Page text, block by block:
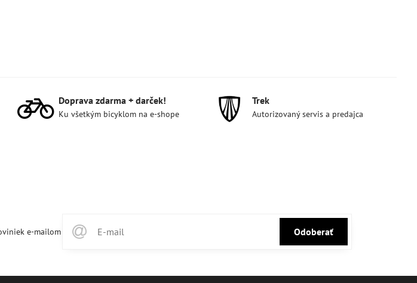
Doprava zdarma + darček!
Ku všetkým bicyklom na e-shope
Trek
Autorizovaný servis a predajca
Odoberať
e-mailom